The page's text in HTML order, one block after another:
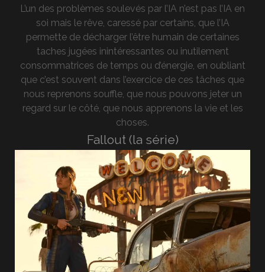
L’un des problèmes soulevés par l’IA n’est pas l’IA en
soi mais le rêve, caressé par certains, que l’IA
permette de décharger l’être humain de certaines
taches jugées inintéressantes ou inutilement
consommatrices de temps ou d’énergie, en oubliant
que c’est souvent dans l’exercice de ces tâches que
nous reprenons souffle, que nous pouvons jeter un
regard sur le côté, que nous apprenons la vie et les
choses.
Fallout (la série)